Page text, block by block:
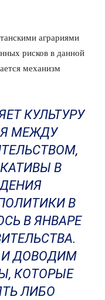
аграриями
рисков в данной
механизм
КУЛЬТУРУ
МЕЖДУ
В
В
В ЯНВАРЕ
ДОВОДИМ
КОТОРЫЕ
ЛИБО